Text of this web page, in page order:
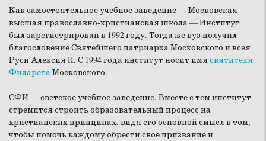
Как самостоятельное учебное заведение — Московская
высшая православно-христианская школа — Институт
был зарегистрирован в 1992 году. Тогда же вуз получил
благословение Святейшего патриарха Московского и всея
Руси Алексия II. С 1994 года институт носит имясвятителя
ФиларетаМосковского.
СФИ — светское учебное заведение. Вместе с тем институт
стремится строить образовательный процесс на
христианских принципах, видя его основной смысл в том,
чтобы помочь каждому обрести своё призвание и